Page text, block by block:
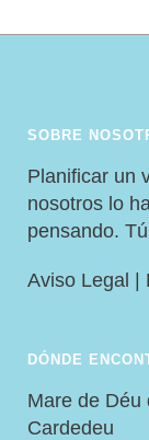
SOBRE
Planificar un
nosotros lo
pensando.
Aviso Legal
DÓNDE
Mare de Déu
Cardedeu